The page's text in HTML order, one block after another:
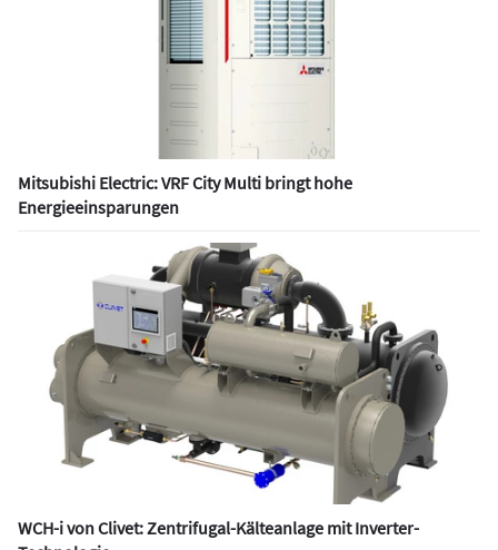
Mitsubishi Electric: VRF City Multi bringt hohe
Energieeinsparungen
WCH-i von Clivet: Zentrifugal-Kälteanlage mit Inverter-